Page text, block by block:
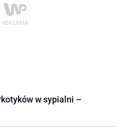
w sypialni –